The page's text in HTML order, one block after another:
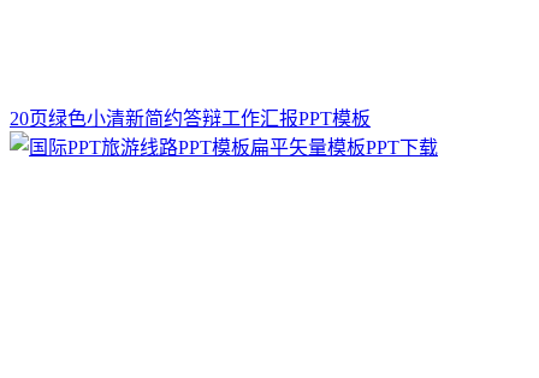
20页绿色小清新简约答辩工作汇报PPT模板